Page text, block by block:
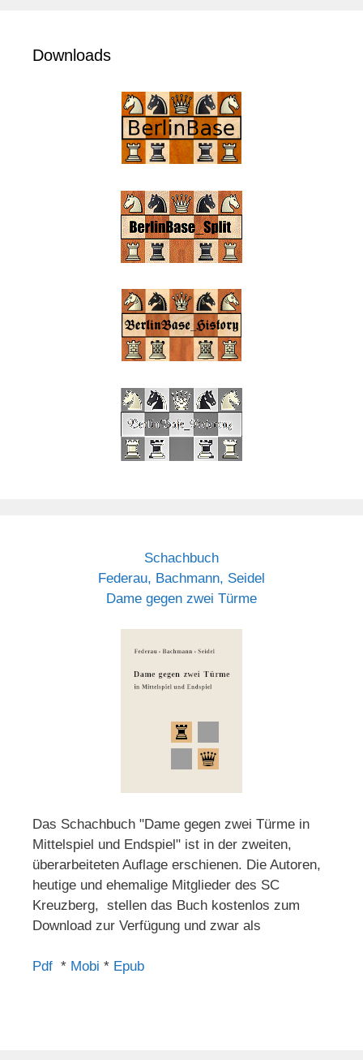
Downloads
Schachbuch
Federau, Bachmann, Seidel
Dame gegen zwei Türme
Das Schachbuch "Dame gegen zwei Türme in
Mittelspiel und Endspiel" ist in der zweiten,
überarbeiteten Auflage erschienen. Die Autoren,
heutige und ehemalige Mitglieder des SC
Kreuzberg, stellen das Buch kostenlos zum
Download zur Verfügung und zwar als
Pdf * Mobi * Epub